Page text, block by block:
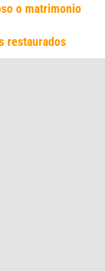
o matrimonio
restaurados